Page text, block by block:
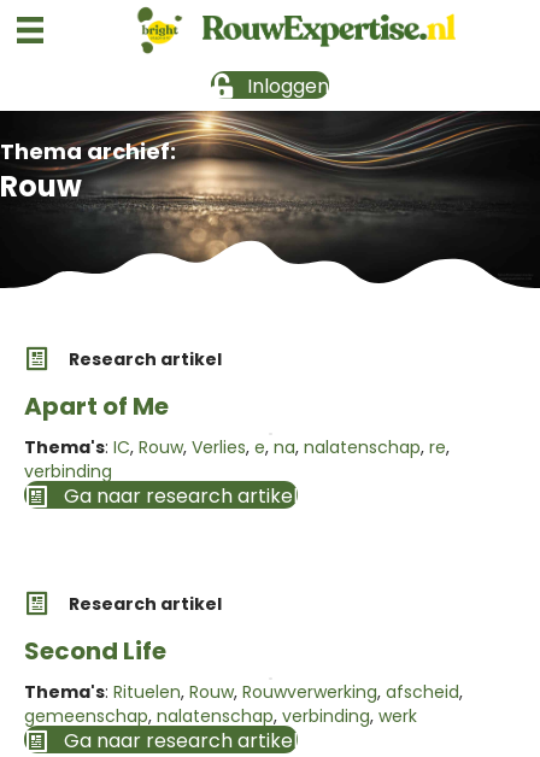
Inloggen
Thema archief:
Rouw
Research artikel
Apart of Me
Thema's: IC, Rouw, Verlies, e, na, nalatenschap, re,
verbinding
Ga naar research artikel
Research artikel
Second Life
Thema's: Rituelen, Rouw, Rouwverwerking, afscheid,
gemeenschap, nalatenschap, verbinding, werk
Ga naar research artikel